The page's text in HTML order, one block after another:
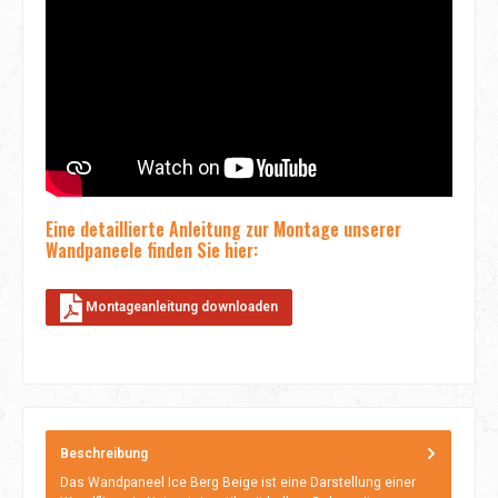
Eine detaillierte Anleitung zur Montage unserer
Wandpaneele finden Sie hier:
Montageanleitung downloaden
Beschreibung
Das Wandpaneel Ice Berg Beige ist eine Darstellung einer